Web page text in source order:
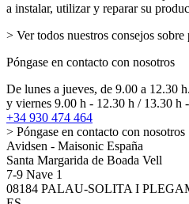
a instalar, utilizar y reparar su
> Ver todos nuestros consejos sobre
Póngase en contacto con nosotros
De lunes a jueves, de 9.00 a 12.30
y viernes 9.00 h - 12.30 h / 13.30 h
+34 930 474 464
> Póngase en contacto con nosotros
Avidsen - Maisonic España
Santa Margarida de Boada Vell
7-9 Nave 1
08184 PALAU-SOLITA I